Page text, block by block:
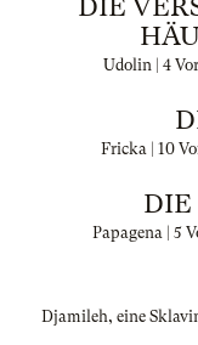
DIE
Udolin | 4
Fricka | 10
DIE
Papagena | 5
Djamileh, eine